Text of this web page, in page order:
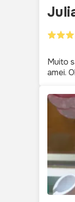
Muito
amei.